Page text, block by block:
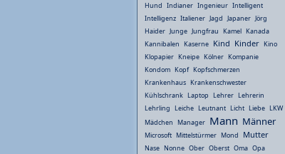
Hund Indianer Ingenieur Intelligent
Intelligenz Italiener Jagd Japaner Jörg
Haider Junge Jungfrau Kamel Kanada
Kannibalen Kaserne Kind Kinder Kino
Klopapier Kneipe Kölner Kompanie
Kondom Kopf Kopfschmerzen
Krankenhaus Krankenschwester
Kühlschrank Laptop Lehrer Lehrerin
Lehrling Leiche Leutnant Licht Liebe LKW
Mädchen Manager Mann Männer
Microsoft Mittelstürmer Mond Mutter
Nase Nonne Ober Oberst Oma Opa